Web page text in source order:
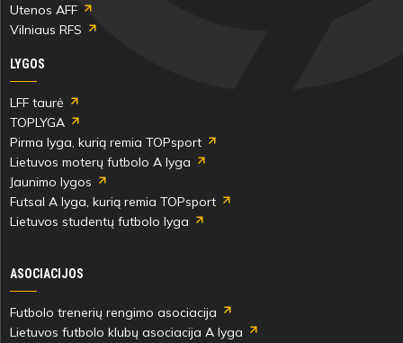
Utenos AFF
Vilniaus RFS
LYGOS
LFF taurė
TOPLYGA
Pirma lyga, kurią remia TOPsport
Lietuvos moterų futbolo A lyga
Jaunimo lygos
Futsal A lyga, kurią remia TOPsport
Lietuvos studentų futbolo lyga
ASOCIACIJOS
Futbolo trenerių rengimo asociacija
Lietuvos futbolo klubų asociacija A lyga